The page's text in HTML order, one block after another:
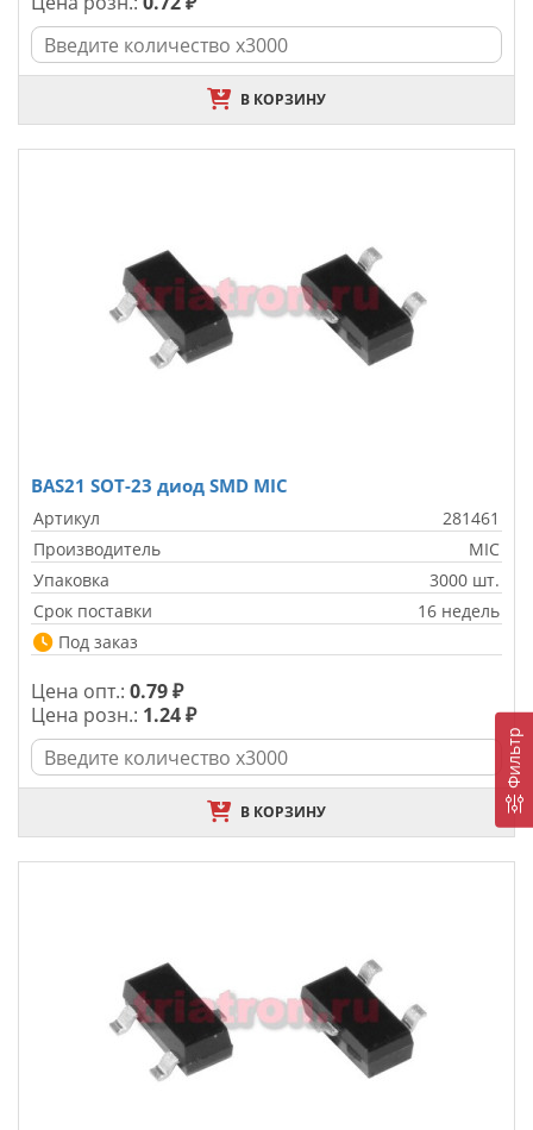
Фильтр
В КОРЗИНУ
BAS21 SOT-23 диод SMD MIC
Артикул
281461
Производитель
MIC
Упаковка
3000 шт.
Срок поставки
16 недель
Под заказ
Цена опт.: 0.79 ₽
Цена розн.: 1.24 ₽
В КОРЗИНУ